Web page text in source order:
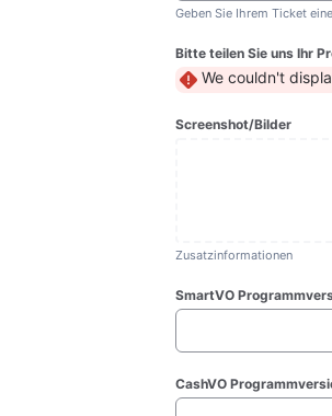
Geben Sie Ihrem Ticket
Bitte teilen Sie uns Ihr
We couldn't
Screenshot/Bilder
Zusatzinformationen
SmartVO
CashVO